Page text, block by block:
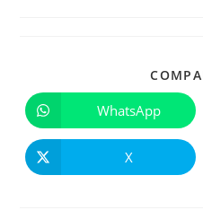
WhatsApp
X